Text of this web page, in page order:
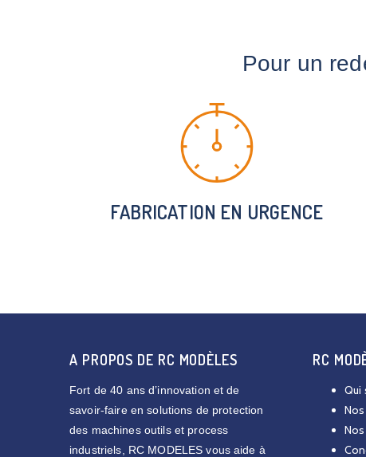
Pour un
FABRICATION EN URGENCE
A PROPOS DE RC MODÈLES
Fort de 40 ans d’innovation et de
savoir-faire en solutions de protection
des machines outils et process
industriels, RC MODELES vous aide à
RC
Qui